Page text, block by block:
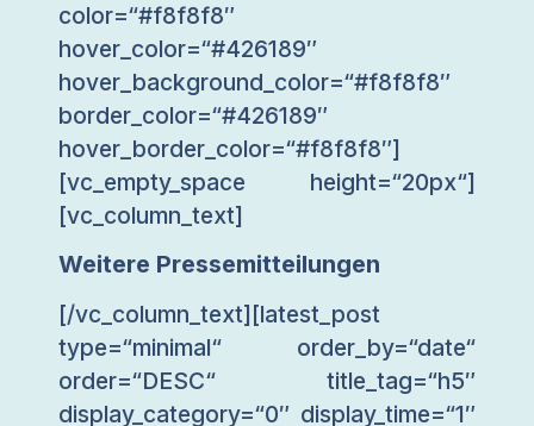
color=“#f8f8f8″
hover_color=“#426189″
hover_background_color=“#f8f8f8″
border_color=“#426189″
hover_border_color=“#f8f8f8″]
[vc_empty_space height=“20px“]
[vc_column_text]
Weitere Pressemitteilungen
[/vc_column_text][latest_post
type=“minimal“ order_by=“date“
order=“DESC“ title_tag=“h5″
display_category=“0″ display_time=“1″